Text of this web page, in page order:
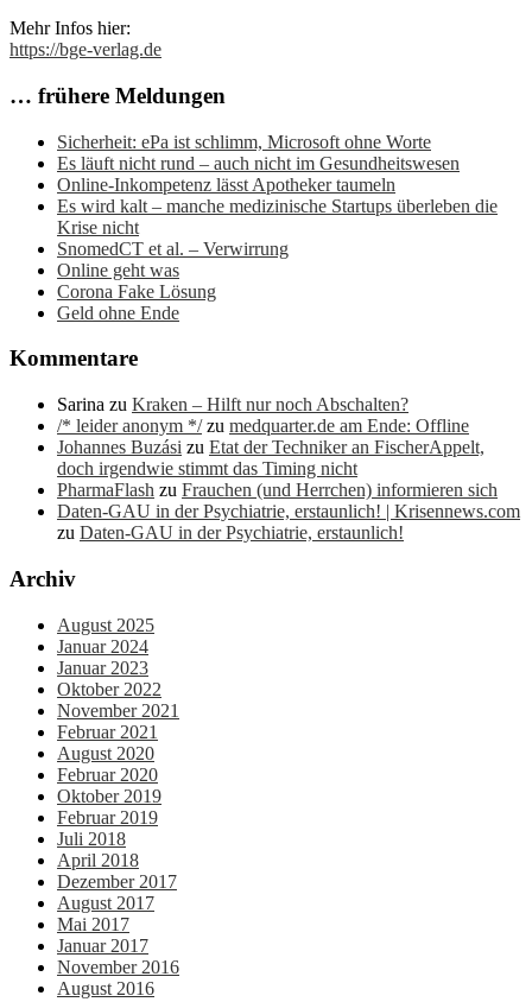
Mehr Infos hier:
https://bge-verlag.de
… frühere Meldungen
Sicherheit: ePa ist schlimm, Microsoft ohne Worte
Es läuft nicht rund – auch nicht im Gesundheitswesen
Online-Inkompetenz lässt Apotheker taumeln
Es wird kalt – manche medizinische Startups überleben die
Krise nicht
SnomedCT et al. – Verwirrung
Online geht was
Corona Fake Lösung
Geld ohne Ende
Kommentare
Sarina zu Kraken – Hilft nur noch Abschalten?
/* leider anonym */zu medquarter.de am Ende: Offline
Johannes Buzási zu Etat der Techniker an FischerAppelt,
doch irgendwie stimmt das Timing nicht
PharmaFlash zu Frauchen (und Herrchen) informieren sich
Daten-GAU in der Psychiatrie, erstaunlich! | Krisennews.com
zu Daten-GAU in der Psychiatrie, erstaunlich!
Archiv
August 2025
Januar 2024
Januar 2023
Oktober 2022
November 2021
Februar 2021
August 2020
Februar 2020
Oktober 2019
Februar 2019
Juli 2018
April 2018
Dezember 2017
August 2017
Mai 2017
Januar 2017
November 2016
August 2016